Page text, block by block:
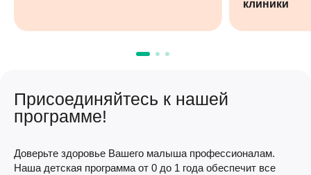
клиники
Присоединяйтесь к нашей
программе!
Доверьте здоровье Вашего малыша профессионалам.
Наша детская программа от 0 до 1 года обеспечит все